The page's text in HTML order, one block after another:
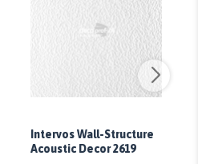
Intervos Wall-Structure
Acoustic Decor 2619